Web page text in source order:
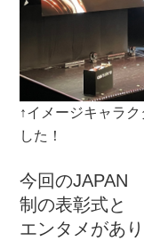
↑イメージキャラ
した！
今回のJAPAN
制の表彰式と
エンタメがあ